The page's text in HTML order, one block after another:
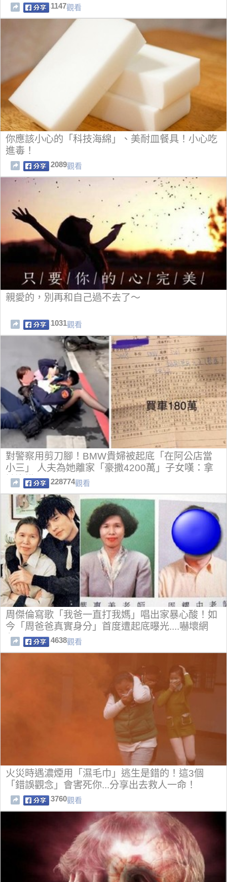
1147觀看
你應該小心的「科技海綿」、美耐皿餐具！小心吃
進毒！
2089觀看
親愛的，別再和自己過不去了～
1031觀看
對警察用剪刀腳！BMW貴婦被起底「在阿公店當
小三」 人夫為她離家「豪撒4200萬」子女嘆：拿
她沒轍
228774觀看
周傑倫寫歌「我爸一直打我媽」唱出家暴心酸！如
今「周爸爸真實身分」首度遭起底曝光....嚇壞網
友！
4638觀看
火災時遇濃煙用「濕毛巾」逃生是錯的！這3個
「錯誤觀念」會害死你...分享出去救人一命！
3760觀看